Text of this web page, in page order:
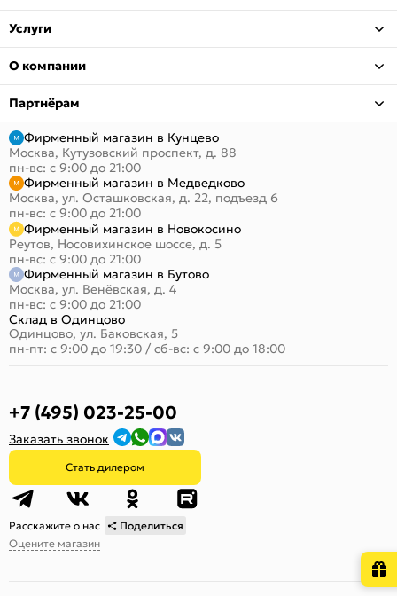
Услуги
О компании
Партнёрам
Фирменный магазин в Кунцево
Москва, Кутузовский проспект, д. 88
пн-вс: с 9:00 до 21:00
Фирменный магазин в Медведково
Москва, ул. Осташковская, д. 22, подъезд 6
пн-вс: с 9:00 до 21:00
Фирменный магазин в Новокосино
Реутов, Носовихинское шоссе, д. 5
пн-вс: с 9:00 до 21:00
Фирменный магазин в Бутово
Москва, ул. Венёвская, д. 4
пн-вс: с 9:00 до 21:00
Склад в Одинцово
Одинцово, ул. Баковская, 5
пн-пт: с 9:00 до 19:30 / сб-вс: с 9:00 до 18:00
+7 (495) 023-25-00
Заказать звонок
Стать дилером
Расскажите о нас
Поделиться
Оцените магазин